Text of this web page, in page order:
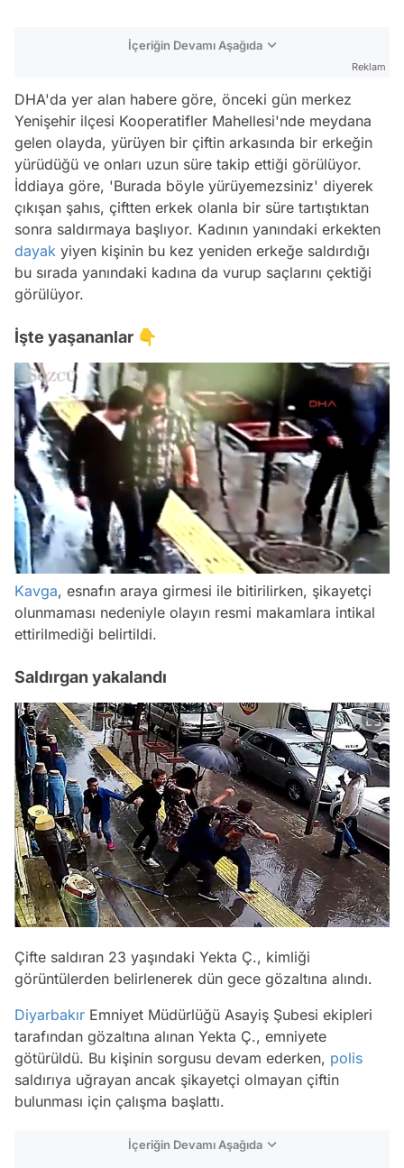
İçeriğin Devamı Aşağıda
Reklam
DHA'da yer alan habere göre, önceki gün merkez
Yenişehir ilçesi Kooperatifler Mahellesi'nde meydana
gelen olayda, yürüyen bir çiftin arkasında bir erkeğin
yürüdüğü ve onları uzun süre takip ettiği görülüyor.
İddiaya göre, 'Burada böyle yürüyemezsiniz' diyerek
çıkışan şahıs, çiftten erkek olanla bir süre tartıştıktan
sonra saldırmaya başlıyor. Kadının yanındaki erkekten
dayak yiyen kişinin bu kez yeniden erkeğe saldırdığı
bu sırada yanındaki kadına da vurup saçlarını çektiği
görülüyor.
İşte yaşananlar 👇
/
Kavga, esnafın araya girmesi ile bitirilirken, şikayetçi
olunmaması nedeniyle olayın resmi makamlara intikal
ettirilmediği belirtildi.
Saldırgan yakalandı
Çifte saldıran 23 yaşındaki Yekta Ç., kimliği
görüntülerden belirlenerek dün gece gözaltına alındı.
Diyarbakır Emniyet Müdürlüğü Asayiş Şubesi ekipleri
tarafından gözaltına alınan Yekta Ç., emniyete
götürüldü. Bu kişinin sorgusu devam ederken, polis
saldırıya uğrayan ancak şikayetçi olmayan çiftin
bulunması için çalışma başlattı.
İçeriğin Devamı Aşağıda